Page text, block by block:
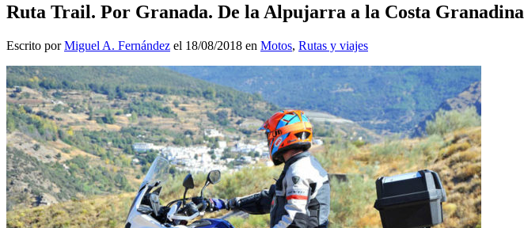
Ruta Trail. Por Granada. De la Alpujarra a la Costa Granadina
Escrito porMiguel A. Fernández el 18/08/2018 en Motos, Rutas y viajes